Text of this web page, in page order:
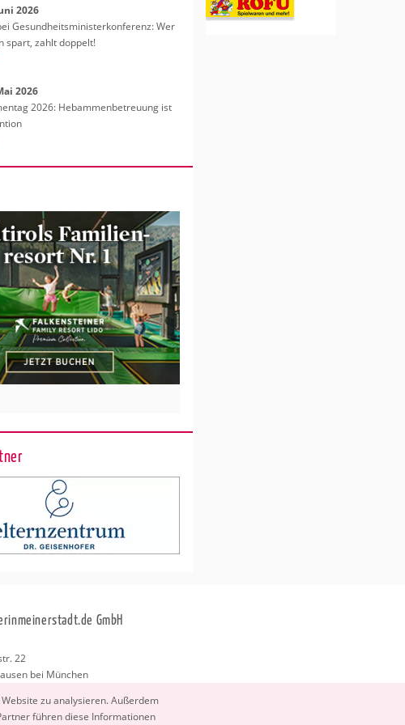
2026
Ge­sund­heits­mi­nis­ter­kon­fe­renz: Wer
spart, zahlt dop­pelt!
2026
2026: Heb­am­men­be­treu­ung ist
zu ana­ly­sie­ren. Au­ßer­dem
füh­ren diese In­for­ma­tio­nen
GmbH
22
bei München